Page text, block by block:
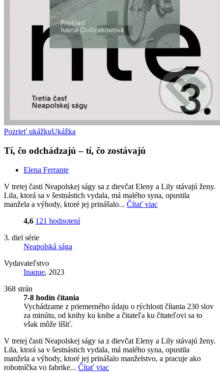
Pozrieť ukážkuUkážka
Tí, čo odchádzajú – tí, čo zostávajú
Elena Ferrante
V tretej časti Neapolskej ságy sa z dievčat Eleny a Lily stávajú ženy.
Lila, ktorá sa v šestnástich vydala, má malého syna, opustila
manžela a výhody, ktoré jej prinášalo... Čítať viac
4,6 121 hodnotení
3. diel série
Neapolská sága
Vydavateľstvo
Inaque, 2023
368 strán
7-8 hodín čítania
Vychádzame z priemerného údaju o rýchlosti čítania 230 slov
za minútu, od knihy ku knihe a čitateľa ku čitateľovi sa to
však môže líšiť.
V tretej časti Neapolskej ságy sa z dievčat Eleny a Lily stávajú ženy.
Lila, ktorá sa v šestnástich vydala, má malého syna, opustila
manžela a výhody, ktoré jej prinášalo manželstvo, a pracuje ako
robotníčka vo fabrike... Čítať viac